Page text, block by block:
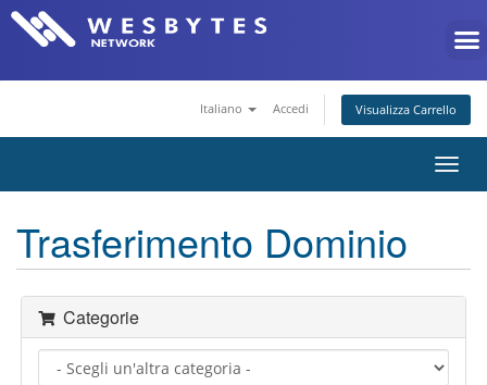
Italiano Accedi Visualizza Carrello
Trasferimento Dominio
Categorie